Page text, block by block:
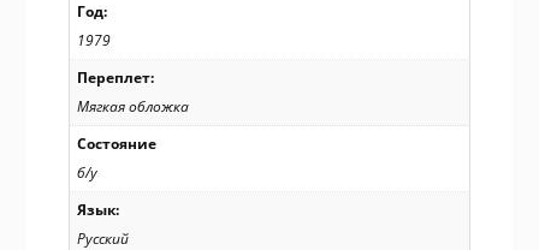
Год:
1979
Переплет:
Мягкая обложка
Состояние
б/у
Язык:
Русский